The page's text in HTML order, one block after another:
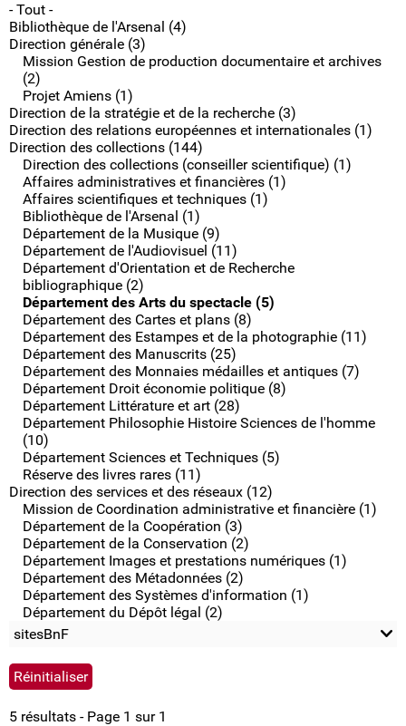
- Tout -
Bibliothèque de l'Arsenal (4)
Direction générale (3)
Mission Gestion de production documentaire et archives
(2)
Projet Amiens (1)
Direction de la stratégie et de la recherche (3)
Direction des relations européennes et internationales (1)
Direction des collections (144)
Direction des collections (conseiller scientifique) (1)
Affaires administratives et financières (1)
Affaires scientifiques et techniques (1)
Bibliothèque de l'Arsenal (1)
Département de la Musique (9)
Département de l'Audiovisuel (11)
Département d'Orientation et de Recherche
bibliographique (2)
Département des Arts du spectacle (5)
Département des Cartes et plans (8)
Département des Estampes et de la photographie (11)
Département des Manuscrits (25)
Département des Monnaies médailles et antiques (7)
Département Droit économie politique (8)
Département Littérature et art (28)
Département Philosophie Histoire Sciences de l'homme
(10)
Département Sciences et Techniques (5)
Réserve des livres rares (11)
Direction des services et des réseaux (12)
Mission de Coordination administrative et financière (1)
Département de la Coopération (3)
Département de la Conservation (2)
Département Images et prestations numériques (1)
Département des Métadonnées (2)
Département des Systèmes d'information (1)
Département du Dépôt légal (2)
sitesBnF
5 résultats - Page 1 sur 1